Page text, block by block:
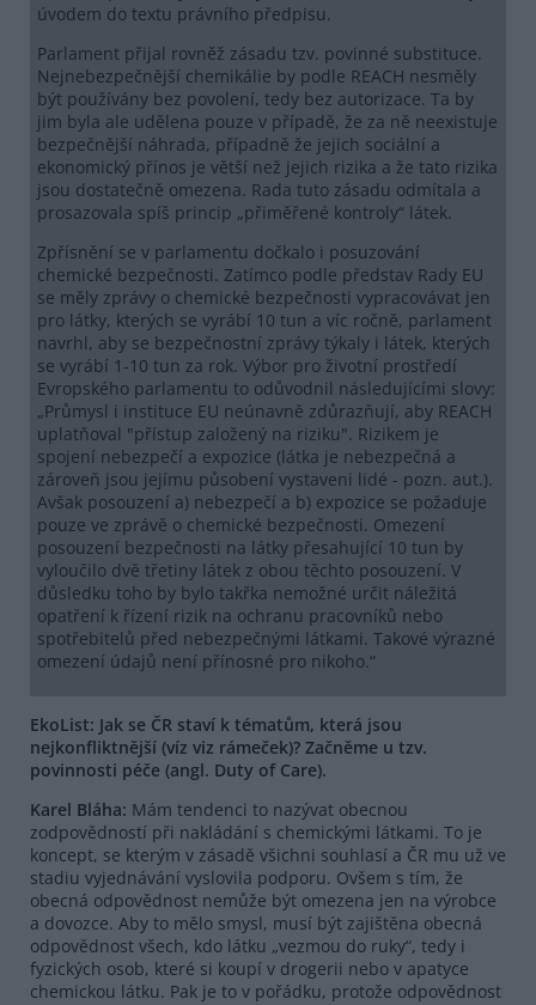
úvodem do textu právního předpisu.
Parlament přijal rovněž zásadu tzv. povinné substituce.
Nejnebezpečnější chemikálie by podle REACH nesměly
být používány bez povolení, tedy bez autorizace. Ta by
jim byla ale udělena pouze v případě, že za ně neexistuje
bezpečnější náhrada, případně že jejich sociální a
ekonomický přínos je větší než jejich rizika a že tato rizika
jsou dostatečně omezena. Rada tuto zásadu odmítala a
prosazovala spíš princip „přiměřené kontroly“ látek.
Zpřísnění se v parlamentu dočkalo i posuzování
chemické bezpečnosti. Zatímco podle představ Rady EU
se měly zprávy o chemické bezpečnosti vypracovávat jen
pro látky, kterých se vyrábí 10 tun a víc ročně, parlament
navrhl, aby se bezpečnostní zprávy týkaly i látek, kterých
se vyrábí 1-10 tun za rok. Výbor pro životní prostředí
Evropského parlamentu to odůvodnil následujícími slovy:
„Průmysl i instituce EU neúnavně zdůrazňují, aby REACH
uplatňoval "přístup založený na riziku". Rizikem je
spojení nebezpečí a expozice (látka je nebezpečná a
zároveň jsou jejímu působení vystaveni lidé - pozn. aut.).
Avšak posouzení a) nebezpečí a b) expozice se požaduje
pouze ve zprávě o chemické bezpečnosti. Omezení
posouzení bezpečnosti na látky přesahující 10 tun by
vyloučilo dvě třetiny látek z obou těchto posouzení. V
důsledku toho by bylo takřka nemožné určit náležitá
opatření k řízení rizik na ochranu pracovníků nebo
spotřebitelů před nebezpečnými látkami. Takové výrazné
omezení údajů není přínosné pro nikoho.“
EkoList: Jak se ČR staví k tématům, která jsou
nejkonfliktnější (víz viz rámeček)? Začněme u tzv.
povinnosti péče (angl. Duty of Care).
Karel Bláha: Mám tendenci to nazývat obecnou
zodpovědností při nakládání s chemickými látkami. To je
koncept, se kterým v zásadě všichni souhlasí a ČR mu už ve
stadiu vyjednávání vyslovila podporu. Ovšem s tím, že
obecná odpovědnost nemůže být omezena jen na výrobce
a dovozce. Aby to mělo smysl, musí být zajištěna obecná
odpovědnost všech, kdo látku „vezmou do ruky“, tedy i
fyzických osob, které si koupí v drogerii nebo v apatyce
chemickou látku. Pak je to v pořádku, protože odpovědnost